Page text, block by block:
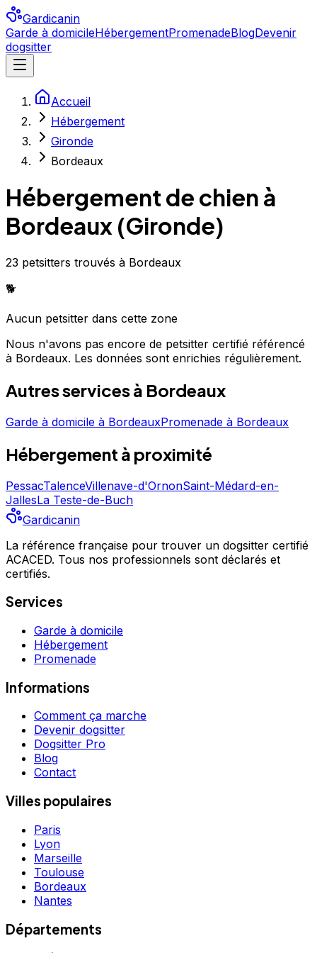
Gardicanin
Garde à domicileHébergementPromenadeBlogDevenir
dogsitter
Accueil
Hébergement
Gironde
Bordeaux
Hébergement de chien à
Bordeaux (Gironde)
23 petsitters trouvés à Bordeaux
🐕
Aucun petsitter dans cette zone
Nous n'avons pas encore de petsitter certifié référencé
à Bordeaux. Les données sont enrichies régulièrement.
Autres services à Bordeaux
Garde à domicile à BordeauxPromenade à Bordeaux
Hébergement à proximité
PessacTalenceVillenave-d'OrnonSaint-Médard-en-
JallesLa Teste-de-Buch
Gardicanin
La référence française pour trouver un dogsitter certifié
ACACED. Tous nos professionnels sont déclarés et
certifiés.
Services
Garde à domicile
Hébergement
Promenade
Informations
Comment ça marche
Devenir dogsitter
Dogsitter Pro
Blog
Contact
Villes populaires
Paris
Lyon
Marseille
Toulouse
Bordeaux
Nantes
Départements